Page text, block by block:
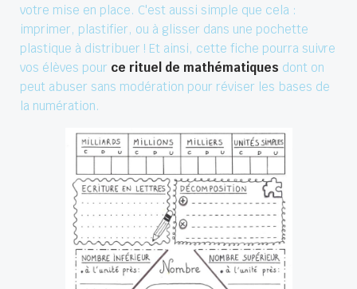
votre mise en place. C'est aussi simple que cela :
imprimer, plastifier, ou à glisser dans une pochette
plastique à distribuer ! Et ainsi, cette fiche pourra suivre
vos élèves pour ce rituel de mathématiques dont on
peut abuser sans modération pour réviser les bases de
la numération.